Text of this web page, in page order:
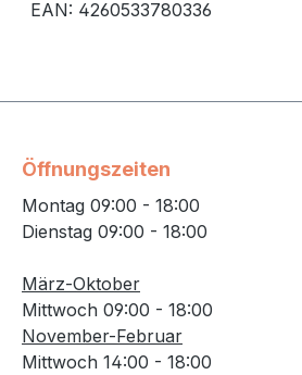
EAN: 4260533780336
Öffnungszeiten
Montag 09:00 - 18:00
Dienstag 09:00 - 18:00
März-Oktober
Mittwoch 09:00 - 18:00
November-Februar
Mittwoch 14:00 - 18:00